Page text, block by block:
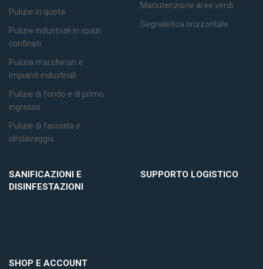
Pulizie in quota
Pulizie industriali in spazi
confinati
Pulizia macchinari e
impianti industriali
Pulizie di fondo e di primo
ingresso
Pulizie di facciata e
idrolavaggio
Manutenzione aree verdi
Segnaletica orizzontale
SANIFICAZIONI E
DISINFESTAZIONI
SUPPORTO LOGISTICO
SHOP E ACCOUNT